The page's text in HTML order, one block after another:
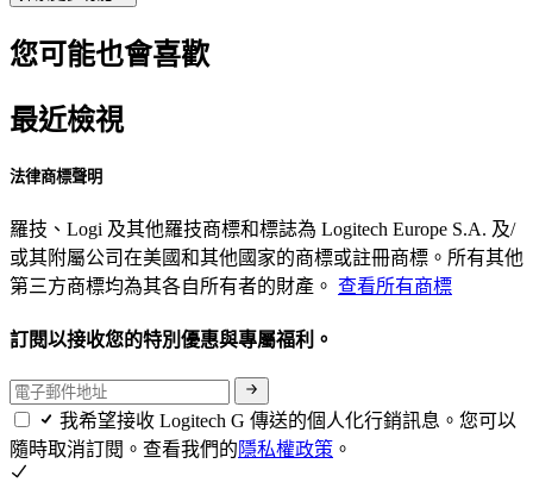
您可能也會喜歡
最近檢視
法律商標聲明
羅技、Logi 及其他羅技商標和標誌為 Logitech Europe S.A. 及/
或其附屬公司在美國和其他國家的商標或註冊商標。所有其他
第三方商標均為其各自所有者的財產。 查看所有商標
訂閱以接收您的特別優惠與專屬福利。
我希望接收 Logitech G 傳送的個人化行銷訊息。您可以
隨時取消訂閱。查看我們的隱私權政策 。